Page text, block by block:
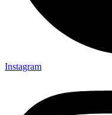
Instagram